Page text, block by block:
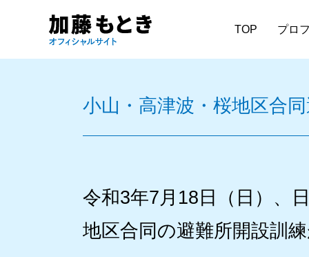
TOP プロ
小山・高津波・桜地区合
令和3年7月18日（日）、
地区合同の避難所開設訓